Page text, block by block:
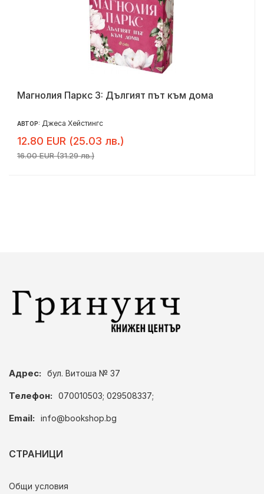
Магнолия Паркс 3: Дългият път към дома
АВТОР: Джеса Хейстингс
12.80 EUR (25.03 лв.)
16.00 EUR (31.29 лв.)
Адрес: бул. Витоша № 37
Телефон: 070010503; 029508337;
Email: info@bookshop.bg
СТРАНИЦИ
Общи условия